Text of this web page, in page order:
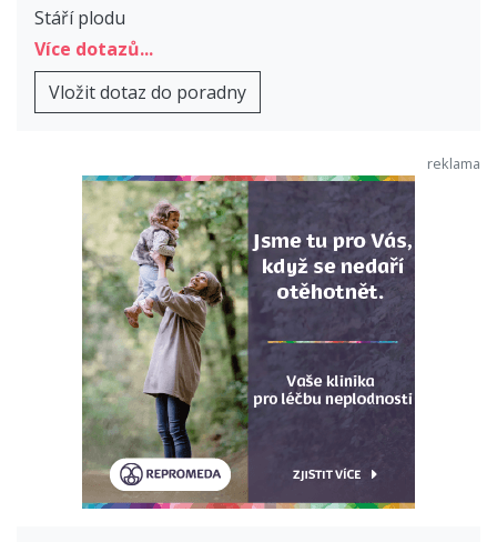
Stáří plodu
Více dotazů...
Vložit dotaz do poradny